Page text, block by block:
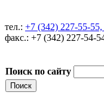
тел.: +7 (342) 227-55-
факс.: +7 (342) 227-54-
Поиск по сайту